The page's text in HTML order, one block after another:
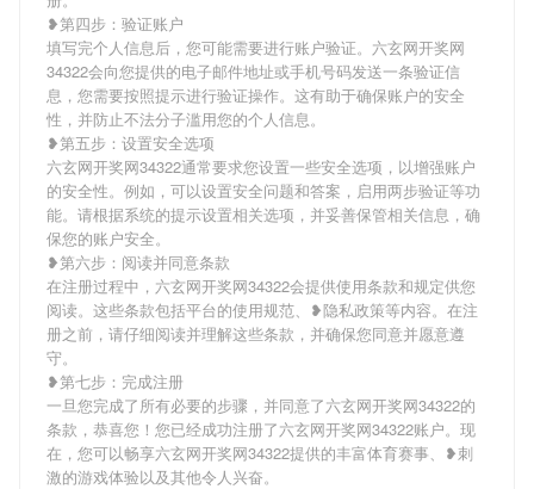
❥第四步：验证账户
填写完个人信息后，您可能需要进行账户验证。六玄网开奖网
34322会向您提供的电子邮件地址或手机号码发送一条验证信
息，您需要按照提示进行验证操作。这有助于确保账户的安全
性，并防止不法分子滥用您的个人信息。
❥第五步：设置安全选项
六玄网开奖网34322通常要求您设置一些安全选项，以增强账户
的安全性。例如，可以设置安全问题和答案，启用两步验证等功
能。请根据系统的提示设置相关选项，并妥善保管相关信息，确
保您的账户安全。
❥第六步：阅读并同意条款
在注册过程中，六玄网开奖网34322会提供使用条款和规定供您
阅读。这些条款包括平台的使用规范、❥隐私政策等内容。在注
册之前，请仔细阅读并理解这些条款，并确保您同意并愿意遵
守。
❥第七步：完成注册
一旦您完成了所有必要的步骤，并同意了六玄网开奖网34322的
条款，恭喜您！您已经成功注册了六玄网开奖网34322账户。现
在，您可以畅享六玄网开奖网34322提供的丰富体育赛事、❥刺
激的游戏体验以及其他令人兴奋。